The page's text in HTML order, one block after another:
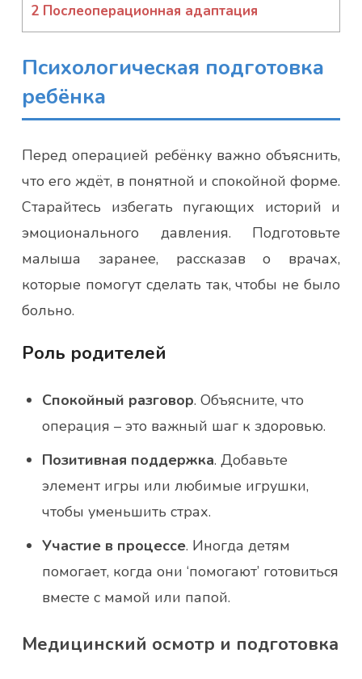
2 Послеоперационная адаптация
Психологическая подготовка
ребёнка
Перед операцией ребёнку важно объяснить,
что его ждёт, в понятной и спокойной форме.
Старайтесь избегать пугающих историй и
эмоционального давления. Подготовьте
малыша заранее, рассказав о врачах,
которые помогут сделать так, чтобы не было
больно.
Роль родителей
Спокойный разговор. Объясните, что
операция – это важный шаг к здоровью.
Позитивная поддержка. Добавьте
элемент игры или любимые игрушки,
чтобы уменьшить страх.
Участие в процессе. Иногда детям
помогает, когда они ‘помогают’ готовиться
вместе с мамой или папой.
Медицинский осмотр и подготовка